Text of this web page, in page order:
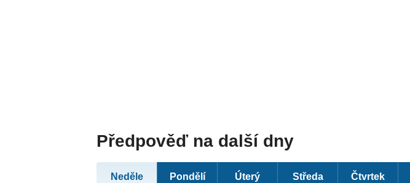
Předpověď na další dny
Neděle Pondělí Úterý Středa Čtvrtek